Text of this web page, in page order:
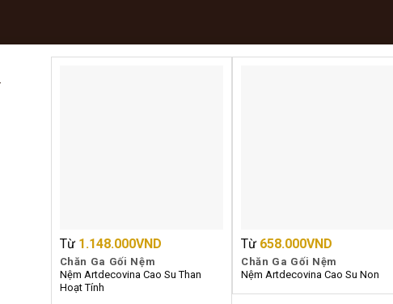
Chăn Ga Gối Nệm
Nệm Artdecovina Cao Su Than
Hoạt Tính
Từ 1.148.000VND
Chăn Ga Gối Nệm
Nệm Artdecovina Cao Su Non
Từ 658.000VND